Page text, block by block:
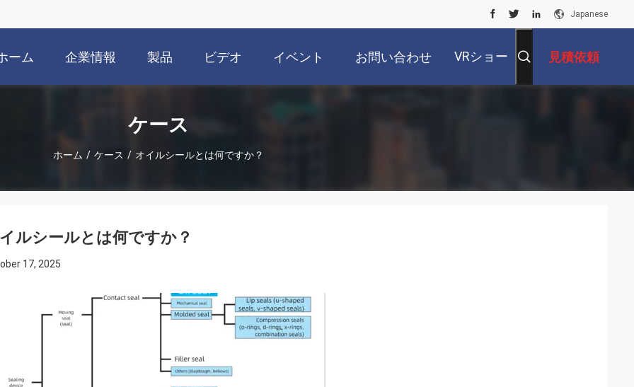
Japanese
ーム 企業情報 製品 ビデオ イベント お問い合わせ VRショー 見積依頼
ケース
ホーム / ケース / オイルシールとは何ですか？
ルシールとは何ですか？
17, 2025